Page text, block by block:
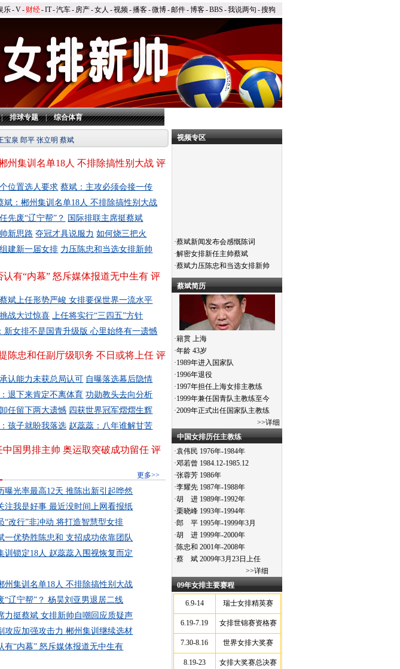
乐-V- 财经-IT-汽车- 房产-女人 -视频-播客-微博-邮件-博客-BBS -我说两句 -搜狗
排球专题|综合体育
宝泉 郎平 张立明 蔡斌
州集训名单18人 不排除搞性别大战 评
位置选人要求 蔡斌：主攻必须会接一传
斌：郴州集训名单18人 不排除搞性别大战
先废“辽宁帮”？
国际排联主席挺蔡斌
新思路 夺冠才具说服力 如何烧三把火
建新一届女排 力压陈忠和当选女排新帅
认有“内幕” 怒斥媒体报道无中生有 评
斌上任形势严峻 女排要保世界一流水平
战大过惊喜 上任将实行“三四五”方针
新女排不是国青升级版 心里始终有一遗憾
陈忠和任副厅级职务 不日或将上任 评
认能力未获总局认可 自曝落选幕后隐情
退下来肯定不离体育 功勋教头去向分析
任留下两大遗憾 四获世界冠军熠熠生辉
孩子就盼我落选 赵蕊蕊：八年谁解甘苦
中国男排主帅 奥运取突破成功留任 评
更多>>
曝光率最高12天 推陈出新引起哗然
注我是好事 最近没时间上网看报纸
“改行”非冲动 将打造智慧型女排
一优势胜陈忠和 支招成功依靠团队
训锁定18人 赵蕊蕊入围视恢复而定
州集训名单18人 不排除搞性别大战
“辽宁帮”？ 杨昊刘亚男退居二线
力挺蔡斌 女排新帅自嘲回应质疑声
攻应加强攻击力 郴州集训继续选材
有“内幕” 怒斥媒体报道无中生有
视频专区
·蔡斌新闻发布会感慨陈词
·解密女排新任主帅蔡斌
·蔡斌力压陈忠和当选女排新帅
蔡斌简历
·籍贯 上海
·年龄 43岁
·1989年进入国家队
·1996年退役
·1997年担任上海女排主教练
·1999年兼任国青队主教练至今
·2009年正式出任国家队主教练
>>详细
中国女排历任主教练
·袁伟民 1976年-1984年
·邓若曾 1984.12-1985.12
·张蓉芳 1986年
·李耀先 1987年-1988年
·胡 进 1989年-1992年
·栗晓峰 1993年-1994年
·郎 平 1995年-1999年3月
·胡 进 1999年-2000年
·陈忠和 2001年-2008年
·蔡 斌 2009年3月23日上任
>>详细
09年女排主要赛程
6.9-14 瑞士女排精英赛
6.19-7.19 女排世锦赛资格赛
7.30-8.16 世界女排大奖赛
8.19-23 女排大奖赛总决赛